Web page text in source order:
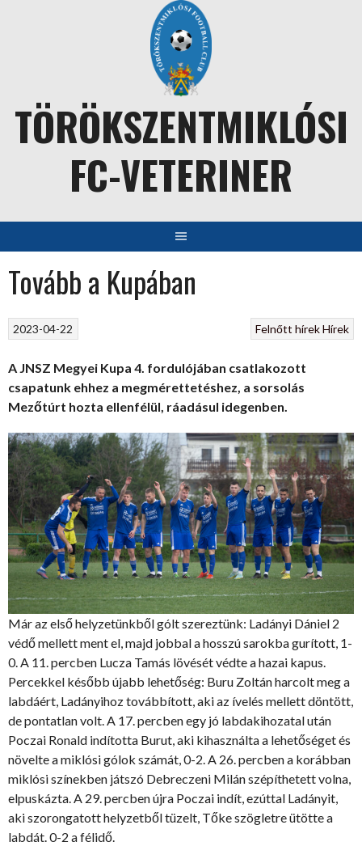
TÖRÖKSZENTMIKLÓSI
FC-VETERINER
Tovább a Kupában
Felnőtt hírekHírek
2023-04-22
A JNSZ Megyei Kupa 4. fordulójában csatlakozott
csapatunk ehhez a megmérettetéshez, a sorsolás
Mezőtúrt hozta ellenfélül, ráadásul idegenben.
Már az első helyzetünkből gólt szereztünk: Ladányi Dániel 2
védő mellett ment el, majd jobbal a hosszú sarokba gurított, 1-
0. A 11. percben Lucza Tamás lövését védte a hazai kapus.
Percekkel később újabb lehetőség: Buru Zoltán harcolt meg a
labdáért, Ladányihoz továbbított, aki az ívelés mellett döntött,
de pontatlan volt. A 17. percben egy jó labdakihozatal után
Poczai Ronald indította Burut, aki kihasználta a lehetőséget és
növelte a miklósi gólok számát, 0-2. A 26. percben a korábban
miklósi színekben játszó Debreczeni Milán szépíthetett volna,
elpuskázta. A 29. percben újra Poczai indít, ezúttal Ladányit,
aki szorongatott helyzetből tüzelt, Tőke szögletre ütötte a
labdát. 0-2 a félidő.